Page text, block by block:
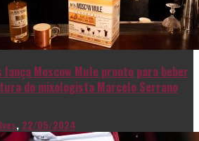
lança Moscow Mule pronto para beber
do mixologista Marcelo Serrano
, 22/05/2024